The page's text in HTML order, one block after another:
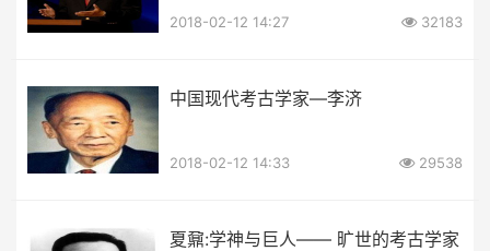
2018-02-12 14:27 32183
中国现代考古学家—李济
2018-02-12 14:33 29538
夏鼐:学神与巨人—— 旷世的考古学家